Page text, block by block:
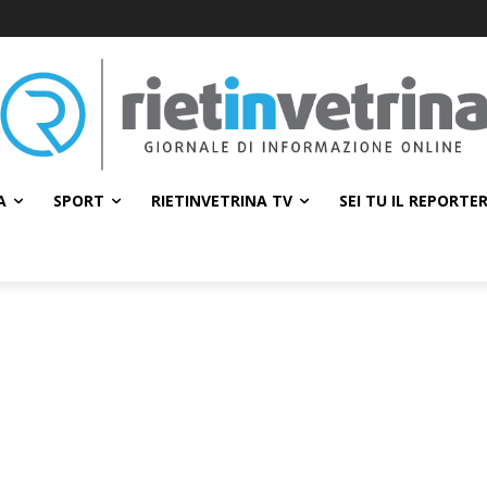
SPORT RIETINVETRINA TV SEI TU IL REPORTER